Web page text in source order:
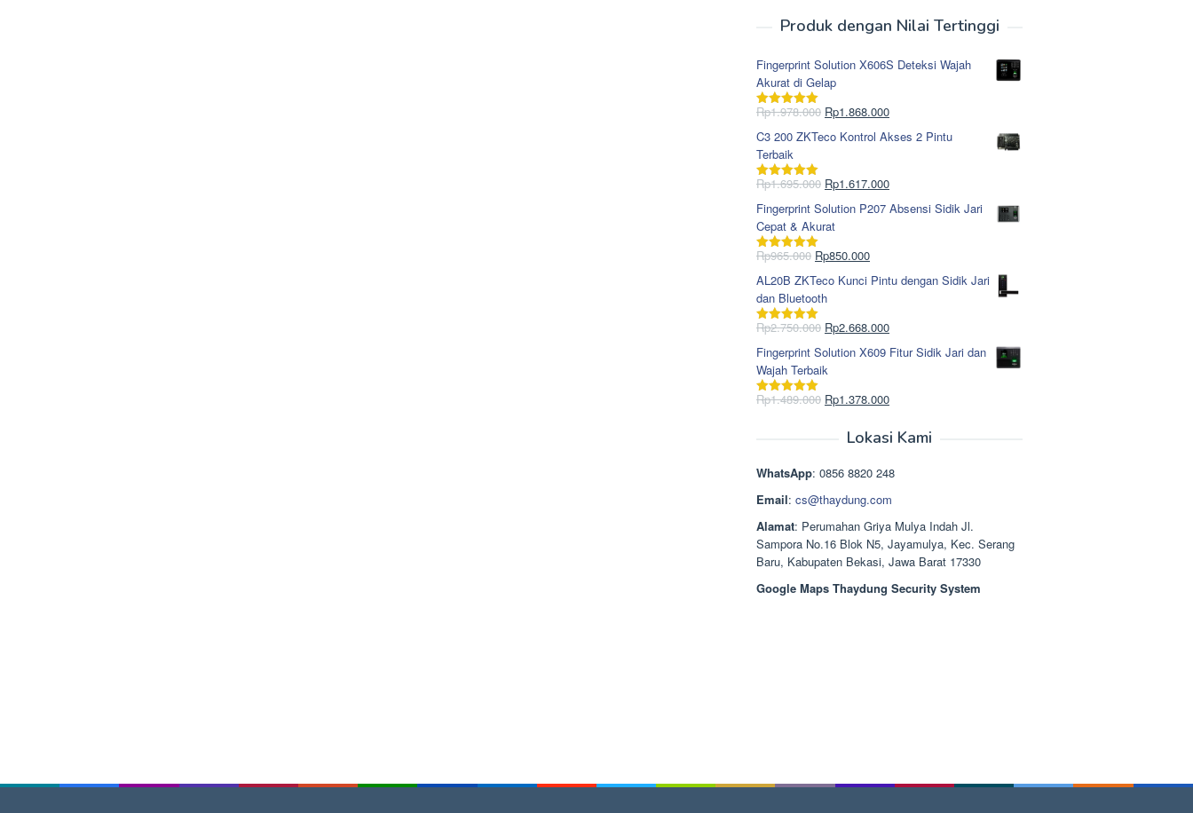
Produk dengan Nilai Tertinggi
Fingerprint Solution X606S Deteksi Wajah
Akurat di Gelap
Dinilai5.00
Rp1.978.000 Harga
aslinya
adalah:
Rp1.868.000Harga
saat
ini
Rp1.868.000.
C3 200 ZKTeco Kontrol Akses 2 Pintu
Terbaik
Dinilai5.00
Rp1.695.000 Harga
aslinya
adalah:
Rp1.695.000.
Rp1.617.000Harga
saat
ini
Fingerprint Solution P207 Absensi Sidik Jari
Cepat & Akurat
Dinilai5.00
Rp965.000 Harga
aslinya
adalah:
Rp965.000.
Rp850.000Harga
saat
ini
Rp850.000.
AL20B ZKTeco Kunci Pintu dengan Sidik Jari
dan Bluetooth
Dinilai5.00
Rp2.750.000 Harga
aslinya
adalah:
Rp2.750.000.
Rp2.668.000Harga
saat
ini
Rp2.668.000.
Fingerprint Solution X609 Fitur Sidik Jari dan
Wajah Terbaik
Dinilai5.00
Rp1.489.000 Harga
adalah:
Rp1.378.000Harga
ini
Rp1.378.000.
Lokasi Kami
WhatsApp: 0856 8820 248
Email: cs@thaydung.com
Alamat: Perumahan Griya Mulya Indah Jl.
Sampora No.16 Blok N5, Jayamulya, Kec. Serang
Baru, Kabupaten Bekasi, Jawa Barat 17330
Google Maps Thaydung Security System